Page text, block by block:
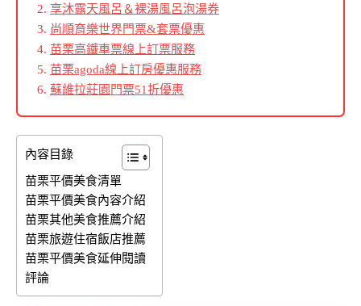
享沐露天風呂＆裸湯風呂泡湯券
尚順育樂世界門票&套票優惠
苗栗高鐵車票線上訂票服務
苗栗agoda線上訂房優惠服務
蘇維拉莊園門票51折優惠
內容目錄
苗栗平價美食清單
苗栗平價美食內容介紹
苗栗其他美食推薦介紹
苗栗旅遊住宿飯店推薦
苗栗平價美食延伸閱讀
評論